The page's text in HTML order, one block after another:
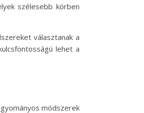
szélesebb körben
választanak a
lehet a
módszerek